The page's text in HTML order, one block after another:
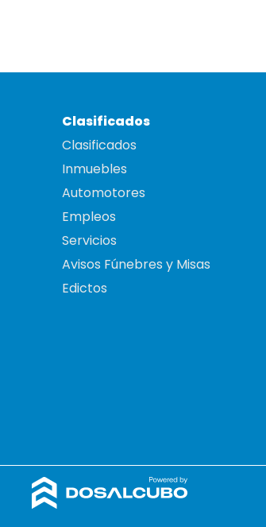
Clasificados
Clasificados
Inmuebles
Automotores
Empleos
Servicios
Avisos Fúnebres y Misas
Edictos